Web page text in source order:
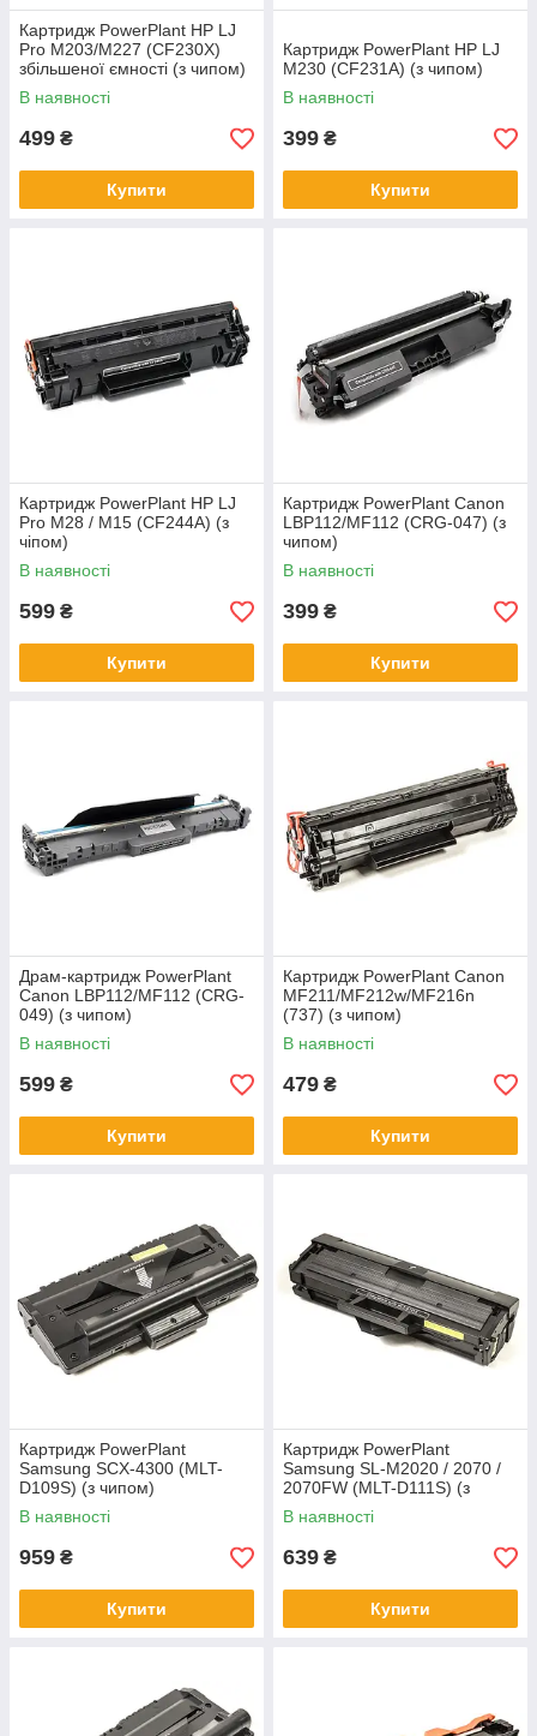
Картридж PowerPlant HP LJ
Pro M203/M227 (CF230X)
збільшеної ємності (з чипом)
В наявності
499 ₴
Купити
Картридж PowerPlant HP LJ
M230 (CF231A) (з чипом)
В наявності
399 ₴
Купити
Картридж PowerPlant HP LJ
Pro M28 / M15 (CF244A) (з
чіпом)
В наявності
599 ₴
Купити
Картридж PowerPlant Canon
LBP112/MF112 (CRG-047) (з
чипом)
В наявності
399 ₴
Купити
Драм-картридж PowerPlant
Canon LBP112/MF112 (CRG-
049) (з чипом)
В наявності
599 ₴
Купити
Картридж PowerPlant Canon
MF211/MF212w/MF216n
(737) (з чипом)
В наявності
479 ₴
Купити
Картридж PowerPlant
Samsung SCX-4300 (MLT-
D109S) (з чипом)
В наявності
959 ₴
Купити
Картридж PowerPlant
Samsung SL-M2020 / 2070 /
2070FW (MLT-D111S) (з
чипом)
В наявності
639 ₴
Купити